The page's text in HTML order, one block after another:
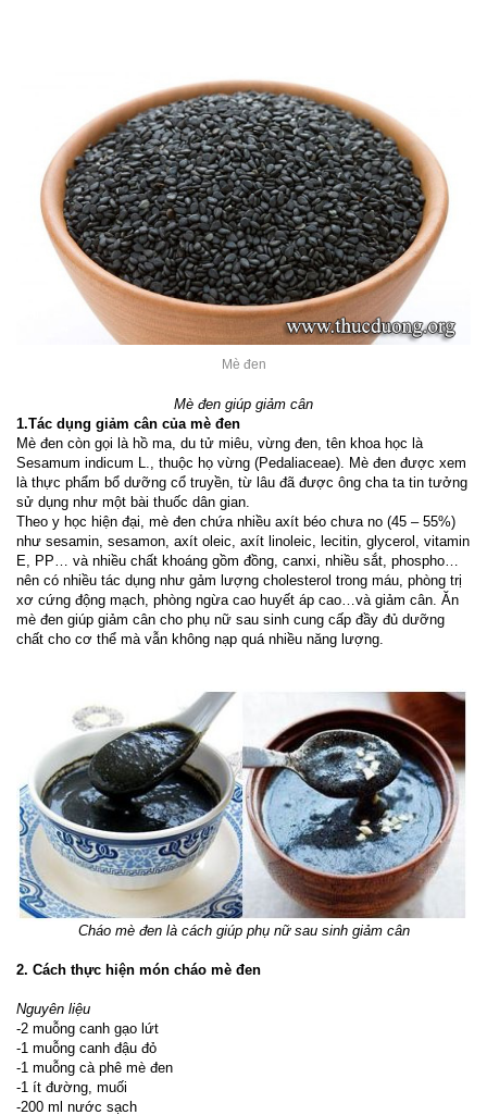
Mè đen
Mè đen giúp giảm cân
1.Tác dụng giảm cân của mè đen
Mè đen còn gọi là hồ ma, du tử miêu, vừng đen, tên khoa học là
Sesamum indicum L., thuộc họ vừng (Pedaliaceae). Mè đen được xem
là thực phẩm bổ dưỡng cổ truyền, từ lâu đã được ông cha ta tin tưởng
sử dụng như một bài thuốc dân gian.
Theo y học hiện đại, mè đen chứa nhiều axít béo chưa no (45 – 55%)
như sesamin, sesamon, axít oleic, axít linoleic, lecitin, glycerol, vitamin
E, PP… và nhiều chất khoáng gồm đồng, canxi, nhiều sắt, phospho…
nên có nhiều tác dụng như gảm lượng cholesterol trong máu, phòng trị
xơ cứng động mạch, phòng ngừa cao huyết áp cao…và giảm cân. Ăn
mè đen giúp giảm cân cho phụ nữ sau sinh cung cấp đầy đủ dưỡng
chất cho cơ thể mà vẫn không nạp quá nhiều năng lượng.
Cháo mè đen là cách giúp phụ nữ sau sinh giảm cân
2. Cách thực hiện món cháo mè đen
Nguyên liệu
-2 muỗng canh gạo lứt
-1 muỗng canh đậu đỏ
-1 muỗng cà phê mè đen
-1 ít đường, muối
-200 ml nước sạch